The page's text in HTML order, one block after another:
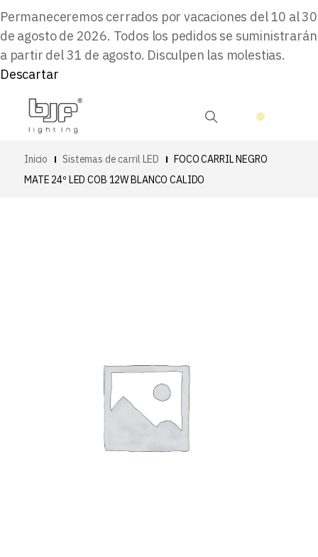
Permaneceremos cerrados por vacaciones del 10 al 30
de agosto de 2026. Todos los pedidos se suministrarán
a partir del 31 de agosto. Disculpen las molestias.
Descartar
Inicio Sistemas de carril LED
FOCO CARRIL NEGRO
MATE 24º LED COB 12W BLANCO CALIDO